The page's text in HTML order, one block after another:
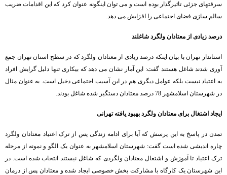
سرقتهای جزئی تاثیرگذار بوده است و می توان اینگونه عنوان کرد که این اقدامات ضریب
سالم سازی فضای اجتماعی را افزایش می دهد.
درصد زیادی از معتادان ولگرد شاغلند
استاندار تهران با بیان اینکه درصد زیادی از معتادان ولگرد که در سطح استان تهران جمع
آوری شدند شاغل هستند گفت: این آمار نشان می دهد که بیکاری تنها دلیل گرایش افراد
به اعتیاد نیست بلکه عوامل دیگری هم در این آسیب اجتماعی دخیل است. به عنوان مثال
در شهرستان اسلامشهر 78 درصد معتادان دستگیر شده شاغل بودند.
ایجاد اشتغال برای معتادان ولگرد بهبود یافته تهرانی
تمدن در پاسخ به این پرسش که آیا برای ادامه زندگی پس از ترک اعتیاد معتادان ولگرد
چاره اندیشی شده است گفت: شهرستان اسلامشهر به عنوان یک الگو و نمونه از مرحله
ترک اعتیاد تا آموزش و اشتغال معتادان ولگردی که شاغل نیستند انتخاب شده است. در
این شهرستان یک کارگاه با مشارکت بخش خصوصی ایجاد شده و معتادان پس از درمان